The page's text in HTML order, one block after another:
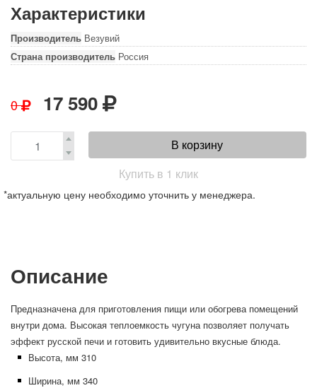
Характеристики
Производитель Везувий
Страна производитель Россия
0 17 590
В корзину
Купить в 1 клик
*актуальную цену необходимо уточнить у менеджера.
Описание
Предназначена для приготовления пищи или обогрева помещений
внутри дома. Высокая теплоемкость чугуна позволяет получать
эффект русской печи и готовить удивительно вкусные блюда.
Высота, мм 310
Ширина, мм 340